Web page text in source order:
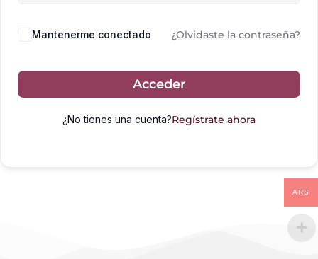
Mantenerme conectado ¿Olvidaste la contraseña?
Acceder
¿No tienes una cuenta?Regístrate ahora
ARS